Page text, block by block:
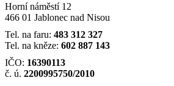
Horní náměstí 12
466 01 Jablonec nad Nisou
Tel. na faru: 483 312 327
Tel. na kněze: 602 887 143
IČO: 16390113
č. ú. 2200995750/2010